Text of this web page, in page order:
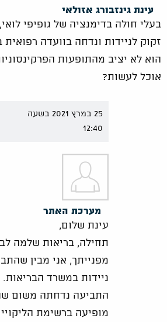
עינת גינזבורג אזולאי
בעלי חולה בדימנציה של גופיפי
זקוק לניידות ונדחה בוועדה
הוא לא יציב מהתופעות
אוכל לעשות?
25 במרץ 2021 בשעה
12:40
מערכת האתר
עינת שלום,
תחילה, בריאות שלמה
מפנייתך, אני מבין
ניידות במשרד
התביעה נדחתה משום
מופיעה ברשימת